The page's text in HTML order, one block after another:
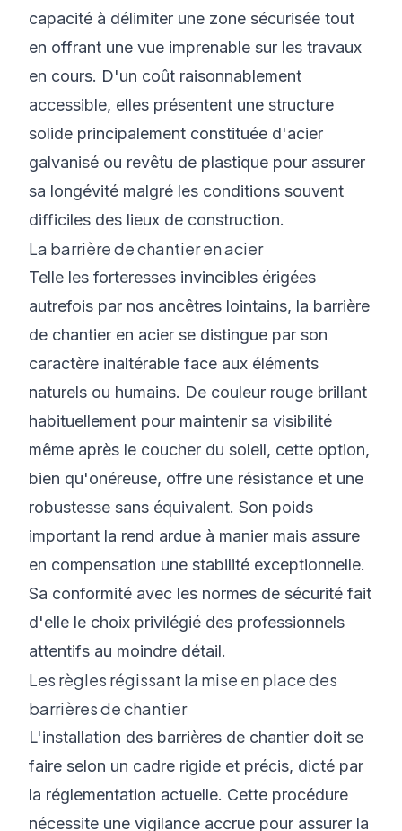
capacité à délimiter une zone sécurisée tout
en offrant une vue imprenable sur les travaux
en cours. D'un coût raisonnablement
accessible, elles présentent une structure
solide principalement constituée d'acier
galvanisé ou revêtu de plastique pour assurer
sa longévité malgré les conditions souvent
difficiles des lieux de construction.
La barrière de chantier en acier
Telle les forteresses invincibles érigées
autrefois par nos ancêtres lointains, la barrière
de chantier en acier se distingue par son
caractère inaltérable face aux éléments
naturels ou humains. De couleur rouge brillant
habituellement pour maintenir sa visibilité
même après le coucher du soleil, cette option,
bien qu'onéreuse, offre une résistance et une
robustesse sans équivalent. Son poids
important la rend ardue à manier mais assure
en compensation une stabilité exceptionnelle.
Sa conformité avec les normes de sécurité fait
d'elle le choix privilégié des professionnels
attentifs au moindre détail.
Les règles régissant la mise en place des
barrières de chantier
L'installation des barrières de chantier doit se
faire selon un cadre rigide et précis, dicté par
la réglementation actuelle. Cette procédure
nécessite une vigilance accrue pour assurer la